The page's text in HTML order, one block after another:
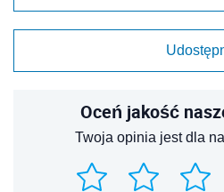
Oceń jakość
Twoja opinia jest dla